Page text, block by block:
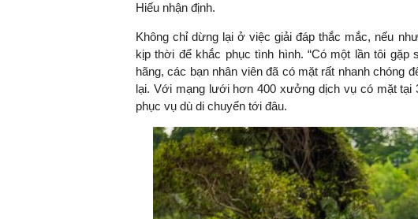
Hiếu nhận định.
Không chỉ dừng lại ở việc giải đáp thắc mắc, nếu
kịp thời để khắc phục tình hình. “Có một lần tôi
hãng, các bạn nhân viên đã có mặt rất nhanh chóng
lại. Với mạng lưới hơn 400 xưởng dịch vụ có mặt tại
phục vụ dù di chuyển tới đâu.